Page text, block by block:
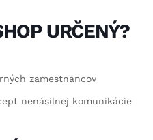
URČENÝ?
zamestnancov
nenásilnej komunikácie